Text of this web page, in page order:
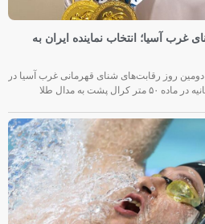
آسیا؛ انتخاب نماینده ایران به
روز رقابت‌های شنای قهرمانی غرب آسیا در